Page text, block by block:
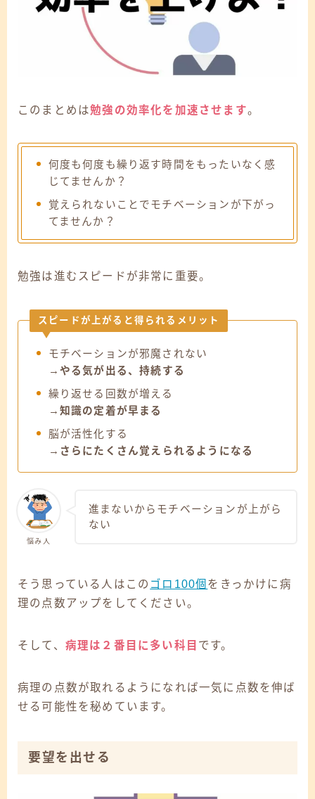
このまとめは勉強の効率化を加速させます。
何度も何度も繰り返す時間をもったいなく感
じてませんか？
覚えられないことでモチベーションが下がっ
てませんか？
勉強は進むスピードが非常に重要。
スピードが上がると得られるメリット
モチベーションが邪魔されない
→ やる気が出る、持続する
繰り返せる回数が増える
→ 知識の定着が早まる
脳が活性化する
→ さらにたくさん覚えられるようになる
悩み人
進まないからモチベーションが上がら
ない
そう思っている人はこの ゴロ100個 をきっかけに病
理の点数アップをしてください。
そして、 病理は２番目に多い科目 です。
病理の点数が取れるようになれば一気に点数を伸ば
せる可能性を秘めています。
要望を出せる